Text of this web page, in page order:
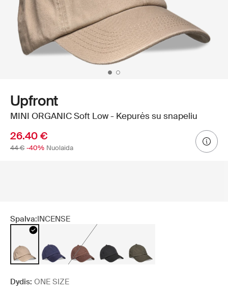
Upfront
MINI ORGANIC Soft Low - Kepurės su snapeliu
26.40 €
44 € -40% Nuolaida
Spalva:INCENSE
Dydis: ONE SIZE